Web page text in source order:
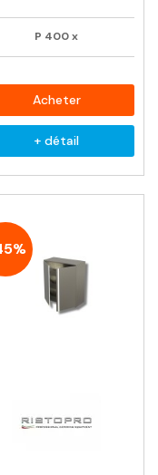
P 400x
Acheter
+ détail